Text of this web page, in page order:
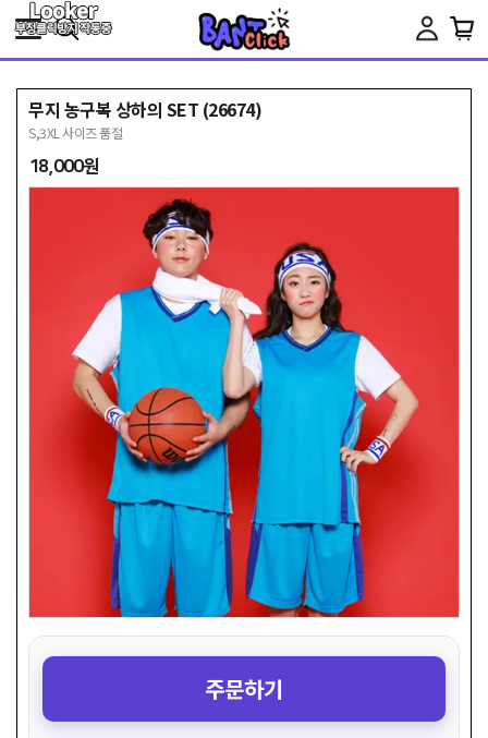
Toggle
무지 농구복 상하의 SET (26674)
S,3XL 사이즈 품절
18,000원
주문하기